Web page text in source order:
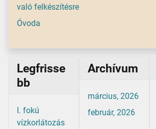
való felkészítésre
Óvoda
Legfrisse
bb
I. fokú
vízkorlátozás
Archívum
március, 2026
február, 2026